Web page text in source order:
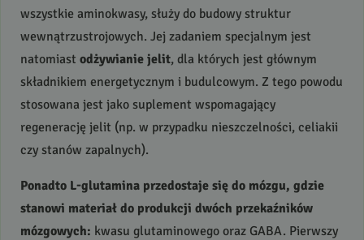
wszystkie aminokwasy, służy do budowy struktur
wewnątrzustrojowych. Jej zadaniem specjalnym jest
natomiast odżywianie jelit, dla których jest głównym
składnikiem energetycznym i budulcowym. Z tego powodu
stosowana jest jako suplement wspomagający
regenerację jelit (np. w przypadku nieszczelności, celiakii
czy stanów zapalnych).
Ponadto L-glutamina przedostaje się do mózgu, gdzie
stanowi materiał do produkcji dwóch przekaźników
mózgowych: kwasu glutaminowego oraz GABA. Pierwszy